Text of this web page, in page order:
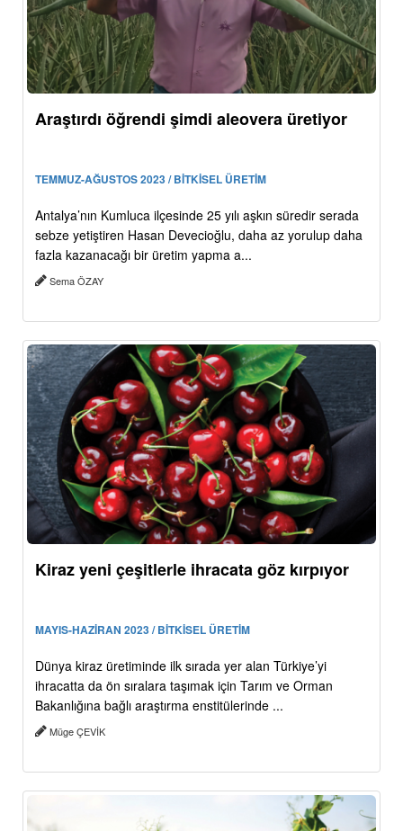
Araştırdı öğrendi şimdi aleovera üretiyor
TEMMUZ-AĞUSTOS 2023 / BİTKİSEL ÜRETİM
Antalya’nın Kumluca ilçesinde 25 yılı aşkın süredir serada
sebze yetiştiren Hasan Devecioğlu, daha az yorulup daha
fazla kazanacağı bir üretim yapma a...
Sema ÖZAY
Kiraz yeni çeşitlerle ihracata göz kırpıyor
MAYIS-HAZİRAN 2023 / BİTKİSEL ÜRETİM
Dünya kiraz üretiminde ilk sırada yer alan Türkiye’yi
ihracatta da ön sıralara taşımak için Tarım ve Orman
Bakanlığına bağlı araştırma enstitülerinde ...
Müge ÇEVİK